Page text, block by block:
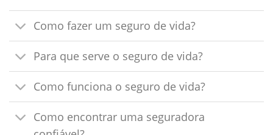
Como fazer um seguro de vida?
Para que serve o seguro de vida?
Como funciona o seguro de vida?
Como encontrar uma seguradora